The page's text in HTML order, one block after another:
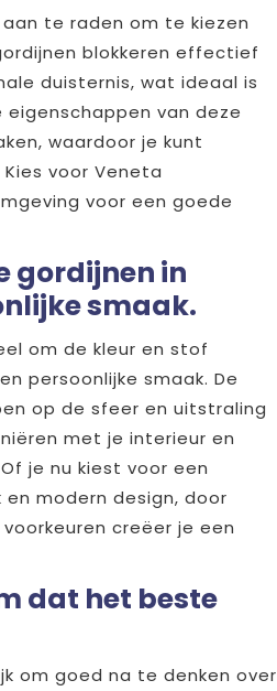
te raden om te kiezen
blokkeren effectief
duisternis, wat ideaal is
van deze
waardoor je kunt
voor Veneta
voor een goede
gordijnen in
smaak.
om de kleur en stof
persoonlijke smaak. De
op de sfeer en uitstraling
met je interieur en
je nu kiest voor een
modern design, door
creëer je een
dat het beste
om goed na te denken over